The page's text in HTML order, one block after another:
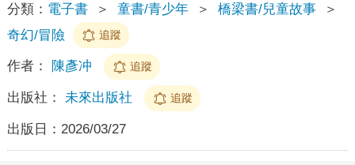
分類： 電子書 ＞ 童書/青少年 ＞ 橋梁書/兒童故事
＞
奇幻/冒險
追蹤
作者： 陳彥冲 追蹤
出版社： 未來出版社 追蹤
出版日： 2026/03/27